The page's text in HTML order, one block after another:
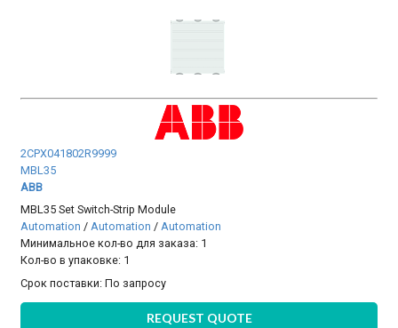
2CPX041802R9999
MBL35
ABB
MBL35 Set Switch-Strip Module
Automation /Automation /Automation
Минимальное кол-во для заказа: 1
Кол-во в упаковке: 1
Срок поставки:По запросу
REQUEST QUOTE